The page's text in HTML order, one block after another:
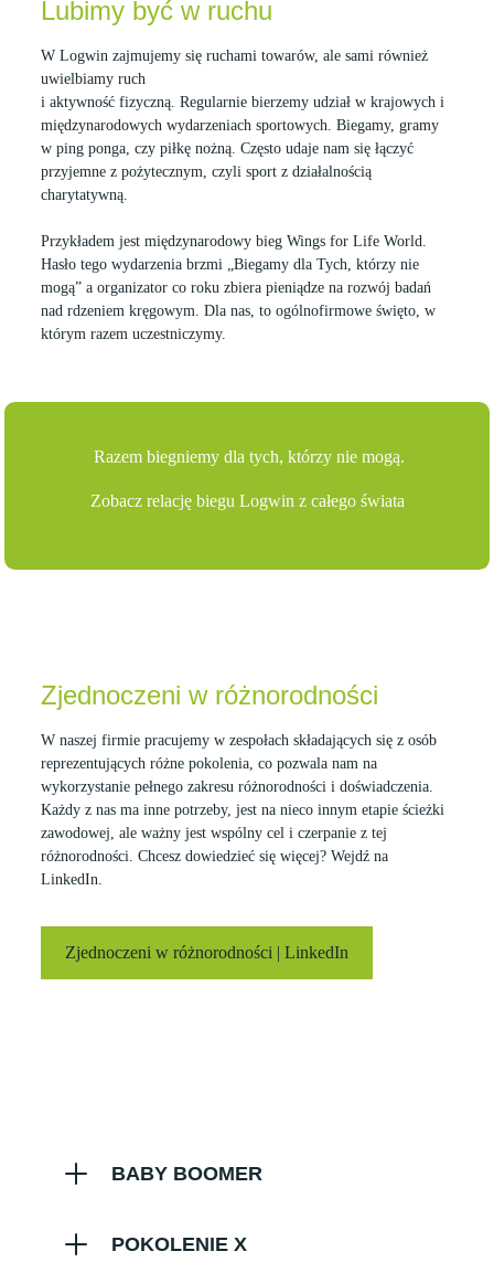
Lubimy być w ruchu
W Logwin zajmujemy się ruchami towarów, ale sami również
uwielbiamy ruch
i aktywność fizyczną. Regularnie bierzemy udział w krajowych i
międzynarodowych wydarzeniach sportowych. Biegamy, gramy
w ping ponga, czy piłkę nożną. Często udaje nam się łączyć
przyjemne z pożytecznym, czyli sport z działalnością
charytatywną.
Przykładem jest międzynarodowy bieg Wings for Life World.
Hasło tego wydarzenia brzmi „Biegamy dla Tych, którzy nie
mogą” a organizator co roku zbiera pieniądze na rozwój badań
nad rdzeniem kręgowym. Dla nas, to ogólnofirmowe święto, w
którym razem uczestniczymy.
Razem biegniemy dla tych, którzy nie mogą.
Zobacz relację biegu Logwin z całego świata
Zjednoczeni w różnorodności
W naszej firmie pracujemy w zespołach składających się z osób
reprezentujących różne pokolenia,co pozwala nam na
wykorzystanie pełnego zakresu różnorodności i doświadczenia.
Każdy z nas ma inne potrzeby, jest na nieco innym etapie ścieżki
zawodowej, ale ważny jest wspólny cel i czerpanie z tej
różnorodności. Chcesz dowiedzieć się więcej? Wejdź na
LinkedIn.
Zjednoczeni w różnorodności | LinkedIn
BABY BOOMER
POKOLENIE X